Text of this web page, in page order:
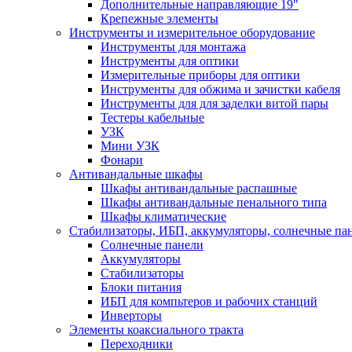
Дополнительные направляющие 19"
Крепежные элементы
Инструменты и измерительное оборудование
Инструменты для монтажа
Инструменты для оптики
Измерительные приборы для оптики
Инструменты для обжима и зачистки кабеля
Инструменты для для заделки витой пары
Тестеры кабельные
УЗК
Мини УЗК
Фонари
Антивандальные шкафы
Шкафы антивандальные распашные
Шкафы антивандальные пенального типа
Шкафы климатические
Стабилизаторы, ИБП, аккумуляторы, солнечные
Солнечные панели
Аккумуляторы
Стабилизаторы
Блоки питания
ИБП для компьтеров и рабочих станций
Инверторы
Элементы коаксиального тракта
Переходники